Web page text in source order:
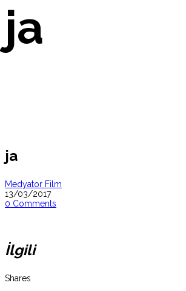
ja
ja
Medyator Film
13/03/2017
0 Comments
İlgili
Shares